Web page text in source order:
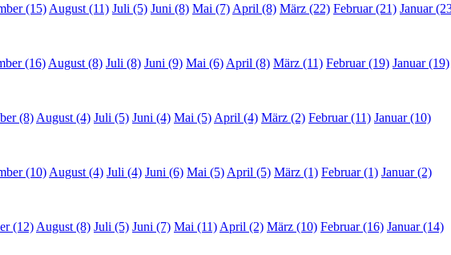
(15) August (11) Juli (5) Juni (8) Mai (7) April (8) März (22) Februar (21) Januar
(16) August (8) Juli (8) Juni (9) Mai (6) April (8) März (11) Februar (19) Januar (19)
(8) August (4) Juli (5) Juni (4) Mai (5) April (4) März (2) Februar (11) Januar (10)
(10) August (4) Juli (4) Juni (6) Mai (5) April (5) März (1) Februar (1) Januar (2)
(12) August (8) Juli (5) Juni (7) Mai (11) April (2) März (10) Februar (16) Januar (14)